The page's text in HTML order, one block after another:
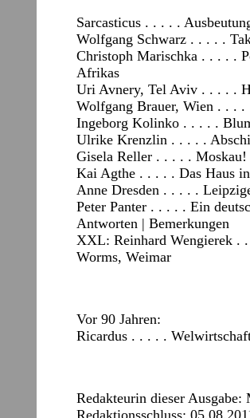
Sarcasticus . . . . .
Wolfgang Schwarz . . . . .
Christoph Marischka . . . . .
Afrikas
Uri Avnery, Tel Aviv . . . . .
Wolfgang Brauer, Wien . . . .
Ingeborg Kolinko . . . . .
Ulrike Krenzlin . . . . .
Gisela Reller . . . . .
Kai Agthe . . . . . Das Haus
Anne Dresden . . . . .
Peter Panter . . . . . Ein
Antworten | Bemerkungen
XXL: Reinhard Wengierek .
Worms, Weimar
Vor 90 Jahren:
Ricardus . . . . .
Redakteurin dieser
Redaktionsschluss: